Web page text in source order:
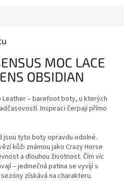
MOC LACE
OBSIDIAN
Leather – barefoot boty, u kterých
Inspiraci čerpají přímo
jsou tyto boty opravdu odolné.
kůži známou jako Crazy Horse
a dlouhou životnost. Čím víc
– jedinečná patina se vyvíjí s
získává na charakteru.